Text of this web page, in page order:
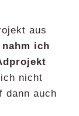
aus
ich
nicht
dann auch